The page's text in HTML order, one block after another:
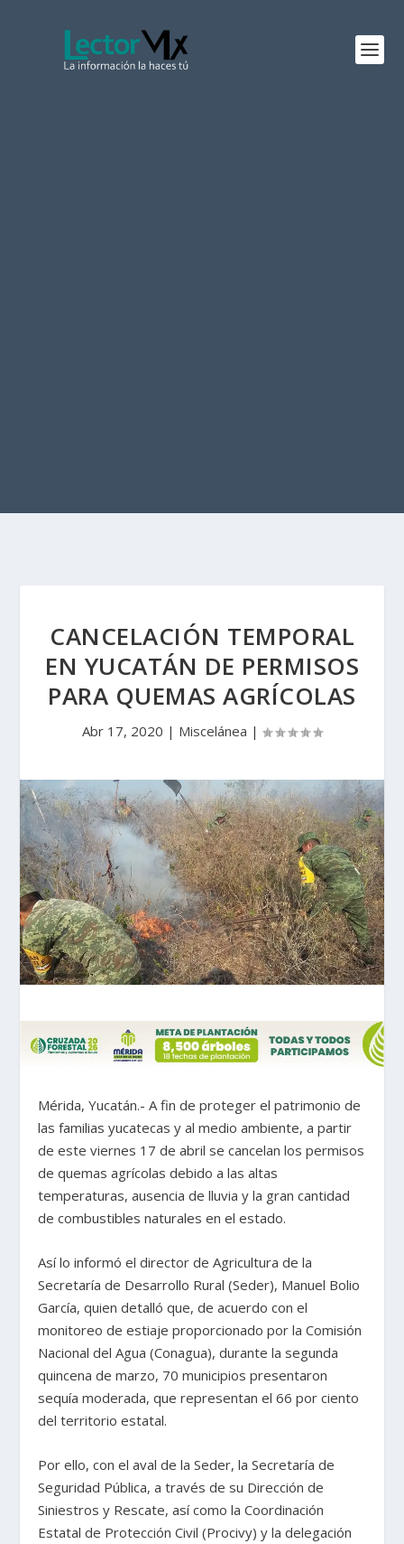
CANCELACIÓN TEMPORAL
EN YUCATÁN DE PERMISOS
PARA QUEMAS AGRÍCOLAS
Abr 17, 2020 | Miscelánea |
Mérida, Yucatán.- A fin de proteger el patrimonio de
las familias yucatecas y al medio ambiente, a partir
de este viernes 17 de abril se cancelan los permisos
de quemas agrícolas debido a las altas
temperaturas, ausencia de lluvia y la gran cantidad
de combustibles naturales en el estado.
Así lo informó el director de Agricultura de la
Secretaría de Desarrollo Rural (Seder), Manuel Bolio
García, quien detalló que, de acuerdo con el
monitoreo de estiaje proporcionado por la Comisión
Nacional del Agua (Conagua), durante la segunda
quincena de marzo, 70 municipios presentaron
sequía moderada, que representan el 66 por ciento
del territorio estatal.
Por ello, con el aval de la Seder, la Secretaría de
Seguridad Pública, a través de su Dirección de
Siniestros y Rescate, así como la Coordinación
Estatal de Protección Civil (Procivy) y la delegación